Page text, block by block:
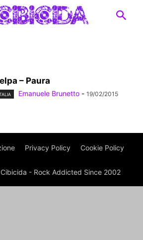
– Paura
Emanuele Brunetto - 19/02/2015
Privacy Policy Cookie Policy
- Rock Addicted Since 2002